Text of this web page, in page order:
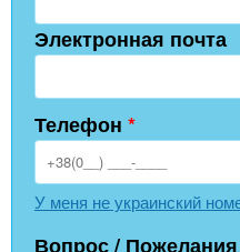
Электронная почта
Телефон *
У меня не украинский
Вопрос /